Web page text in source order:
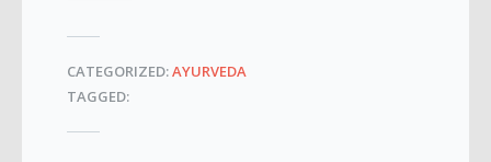
CATEGORIZED:AYURVEDA
TAGGED: